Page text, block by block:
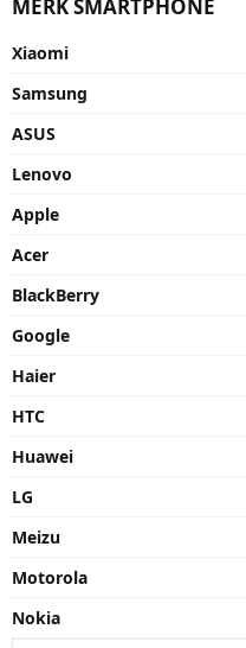
MERK SMARTPHONE
Xiaomi
Samsung
ASUS
Lenovo
Apple
Acer
BlackBerry
Google
Haier
HTC
Huawei
LG
Meizu
Motorola
Nokia